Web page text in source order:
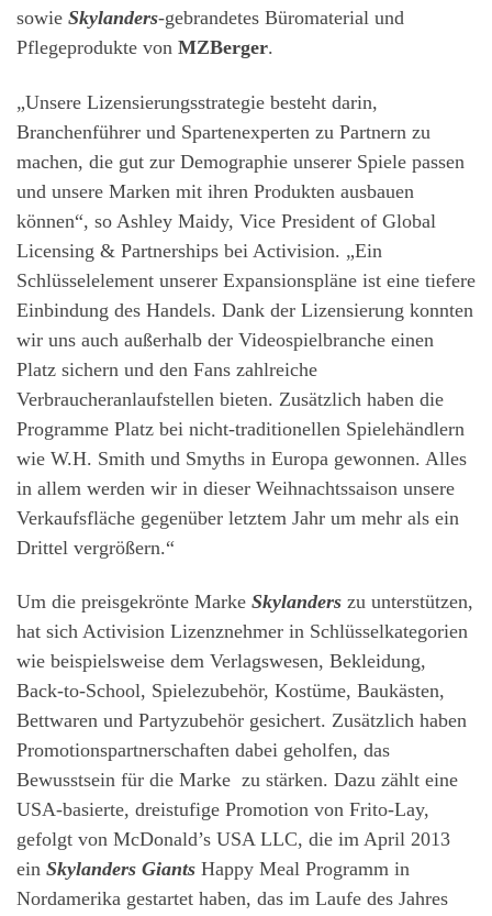
sowie Skylanders-gebrandetes Büromaterial und
Pflegeprodukte von MZBerger.
„Unsere Lizensierungsstrategie besteht darin,
Branchenführer und Spartenexperten zu Partnern zu
machen, die gut zur Demographie unserer Spiele passen
und unsere Marken mit ihren Produkten ausbauen
können“, so Ashley Maidy, Vice President of Global
Licensing & Partnerships bei Activision. „Ein
Schlüsselelement unserer Expansionspläne ist eine tiefere
Einbindung des Handels. Dank der Lizensierung konnten
wir uns auch außerhalb der Videospielbranche einen
Platz sichern und den Fans zahlreiche
Verbraucheranlaufstellen bieten. Zusätzlich haben die
Programme Platz bei nicht-traditionellen Spielehändlern
wie W.H. Smith und Smyths in Europa gewonnen. Alles
in allem werden wir in dieser Weihnachtssaison unsere
Verkaufsfläche gegenüber letztem Jahr um mehr als ein
Drittel vergrößern.“
Um die preisgekrönte Marke Skylanders zu unterstützen,
hat sich Activision Lizenznehmer in Schlüsselkategorien
wie beispielsweise dem Verlagswesen, Bekleidung,
Back-to-School, Spielezubehör, Kostüme, Baukästen,
Bettwaren und Partyzubehör gesichert. Zusätzlich haben
Promotionspartnerschaften dabei geholfen, das
Bewusstsein für die Marke zu stärken. Dazu zählt eine
USA-basierte, dreistufige Promotion von Frito-Lay,
gefolgt von McDonald’s USA LLC, die im April 2013
ein Skylanders Giants Happy Meal Programm in
Nordamerika gestartet haben, das im Laufe des Jahres